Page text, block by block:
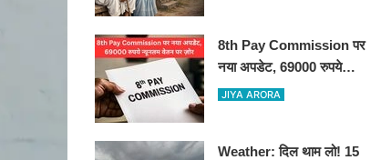
8th Pay Commission पर
नया अपडेट, 69000 रुपये
न्यूनतम वेतन पर ज़ोर
JIYA ARORA
Weather: दिल थाम लो! 15